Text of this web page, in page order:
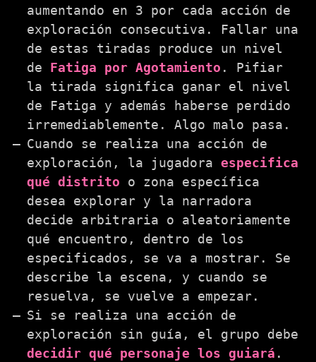
aumentando en 3 por cada acción de
exploración consecutiva. Fallar una
de estas tiradas produce un nivel
de Fatiga por Agotamiento . Pifiar
la tirada significa ganar el nivel
de Fatiga y además haberse perdido
irremediablemente. Algo malo pasa.
Cuando se realiza una acción de
exploración, la jugadora especifica
qué distrito o zona específica
desea explorar y la narradora
decide arbitraria o aleatoriamente
qué encuentro, dentro de los
especificados, se va a mostrar. Se
describe la escena, y cuando se
resuelva, se vuelve a empezar.
Si se realiza una acción de
exploración sin guía, el grupo debe
decidir qué personaje los guiará .